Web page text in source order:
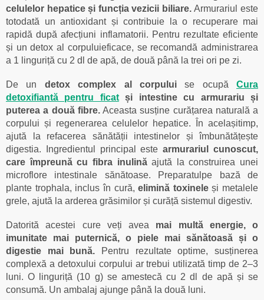
celulelor hepatice și funcția vezicii biliare.Armurariul este
totodată un antioxidant și contribuie la o recuperare mai
rapidă după afecțiuni inflamatorii. Pentru rezultate eficiente
și un detox al corpuluieficace, se recomandă administrarea
a 1 linguriță cu 2 dl de apă, de două până la trei ori pe zi.
De un detox complex al corpuluise ocupă Cura
detoxifiantă pentru ficatși intestine cu armurariu și
puterea a două fibre.Aceasta susține curățarea naturală a
corpului și regenerarea celulelor hepatice. În acelașitimp,
ajută la refacerea sănătății intestinelor și îmbunătățește
digestia. Ingredientul principal estearmurariul cunoscut,
care împreună cu fibra inulinăajută la construirea unei
microflore intestinale sănătoase. Preparatulpe bază de
plante trophala, inclus în cură,elimină toxineleși metalele
grele, ajută la arderea grăsimilor și curăță sistemul digestiv.
Datorită acestei cure veți avea mai multă energie, o
imunitate mai puternică, o piele mai sănătoasă și o
digestie mai bună. Pentru rezultate optime, susținerea
complexă a detoxului corpului ar trebui utilizată timp de 2–3
luni. O linguriță (10 g) se amestecă cu 2 dl de apă și se
consumă. Un ambalaj ajunge până la două luni.